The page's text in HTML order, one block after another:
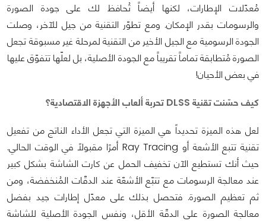
مُعدّلات الإطارات، لكنها أيضاً تُحافظ لك على جودة الصورة
والرسومات بقدر الإمكان. ومع تطوّر التقنية من جيل للآخر، وصلت
الجودة الرسومية مع الجيل الأخير من التقنية لمرحلة غير مسبوقة تجعل
الصورة مُتطابقة تماماً تقريباً مع الجودة الأصلية، بل لعلّها تتفوّق عليها
في بعض الأحيان!
كيف حسّنت تقنية DLSS تحربة ألعاب الأجهزة الاقتصادية؟
لعل هذه الميزة تحديداً هي الميزة التي تجعل الأداء الناتج من تفعيل
تقنية تتبع الأشعة أو Ray Tracing أمرًا مقبولًا في الوقت الحالي.
حيث أنك تستطيع الآن تخفيف الحمل عن كارت الشاشة بشكل كبير
عند معالجة الرسومات مع تتبّع الأشعّة عند الدقّات المُنخفضة، ومن
ثم تعظيم الصورة. فتحصل بذلك على معدّل إطارات جيد بفضل
معالجة الصورة على الدقّة الأقل، ونفس الجودة الأصلية للشاشة